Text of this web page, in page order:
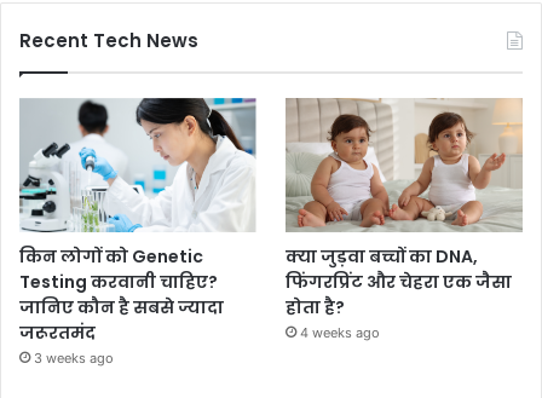
Recent Tech News
किन लोगों को Genetic
Testing करवानी चाहिए?
जानिए कौन है सबसे ज्यादा
जरूरतमंद
3 weeks ago
क्या जुड़वा बच्चों का DNA,
फिंगरप्रिंट और चेहरा एक जैसा
होता है?
4 weeks ago